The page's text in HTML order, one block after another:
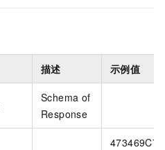
描述 示例值
Schema of
Response
473469C7-